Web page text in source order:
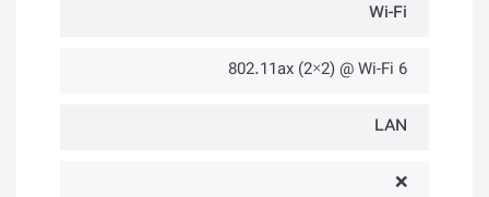
Wi-Fi
802.11ax (2×2) @ Wi-Fi 6
LAN
❌